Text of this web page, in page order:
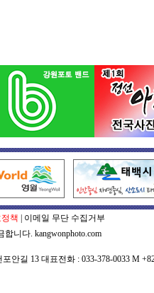
책
이메일 무단 수집거부
니다. kangwonphoto.com
안길 13 대표전화 : 033-378-0033 M